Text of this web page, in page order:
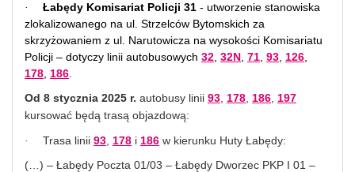
· Łabędy Komisariat Policji 31 - utworzenie stanowiska
zlokalizowanego na ul. Strzelców Bytomskich za
skrzyżowaniem z ul. Narutowicza na wysokości Komisariatu
Policji – dotyczy linii autobusowych 32 32N 71 93 126
178 186
Od 8 stycznia 2025 r. autobusy linii 93 178 186 197
kursować będą trasą objazdową:
· Trasa linii 93 178 i 186 w kierunku Huty Łabędy:
(…) – Łabędy Poczta 01/03 – Łabędy Dworzec PKP I 01 –